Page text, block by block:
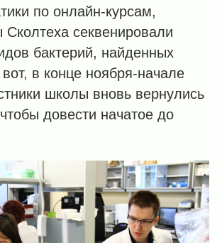
по онлайн-курсам,
Сколтеха секвенировали
бактерий, найденных
в конце ноября-начале
школы вновь вернулись
довести начатое до